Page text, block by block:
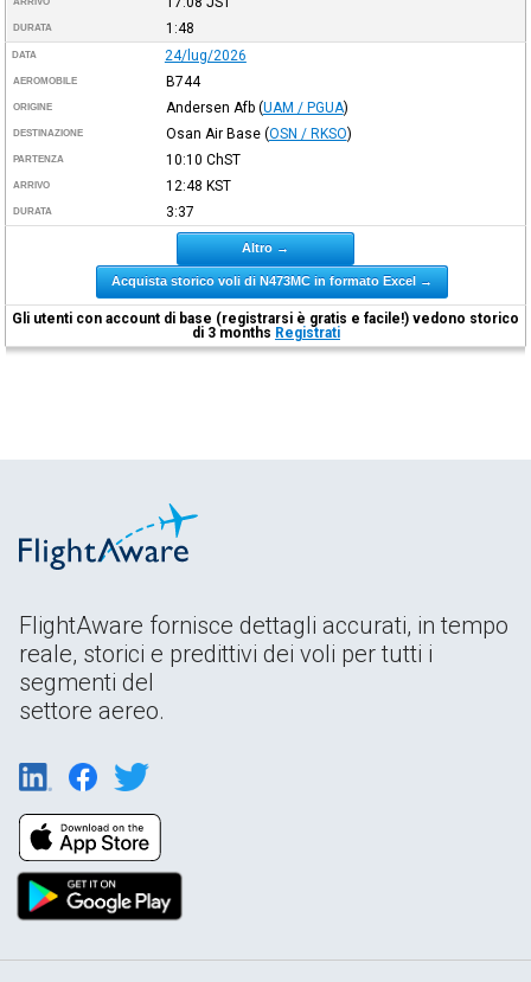
DURATA 1:48
DATA 24/lug/2026
AEROMOBILE B744
ORIGINE Andersen Afb (UAM / PGUA)
DESTINAZIONE Osan Air Base (OSN / RKSO)
PARTENZA 10:10 ChST
ARRIVO 12:48 KST
DURATA 3:37
Altro →
Acquista storico voli di N473MC in formato Excel →
Gli utenti con account di base (registrarsi è gratis e facile!) vedono storico
di 3 months Registrati
FlightAware fornisce dettagli accurati, in tempo
reale, storici e predittivi dei voli per tutti i
segmenti del
settore aereo.